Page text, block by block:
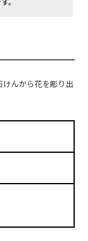
んから花を彫り出